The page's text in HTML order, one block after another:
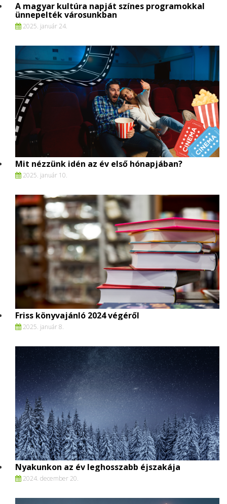
A magyar kultúra napját színes programokkal
ünnepelték városunkban
2025. január 24.
Mit nézzünk idén az év első hónapjában?
2025. január 10.
Friss könyvajánló 2024 végéről
2025. január 8.
Nyakunkon az év leghosszabb éjszakája
2024. december 20.